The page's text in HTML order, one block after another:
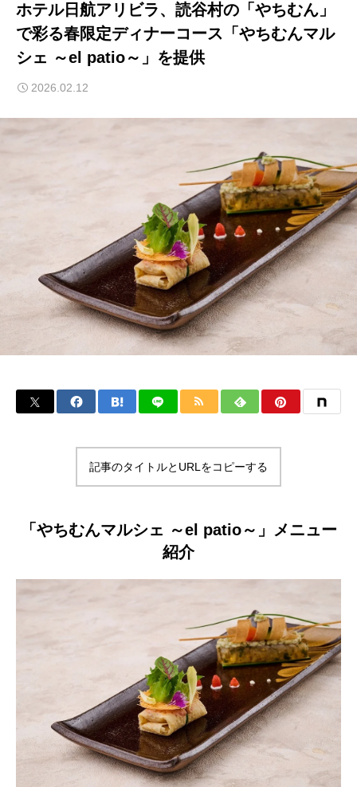
ホテル日航アリビラ、読谷村の「やちむん」
で彩る春限定ディナーコース「やちむんマル
シェ ～el patio～」を提供
2026.02.12
記事のタイトルとURLをコピーする
「やちむんマルシェ ～el patio～」メニュー
紹介